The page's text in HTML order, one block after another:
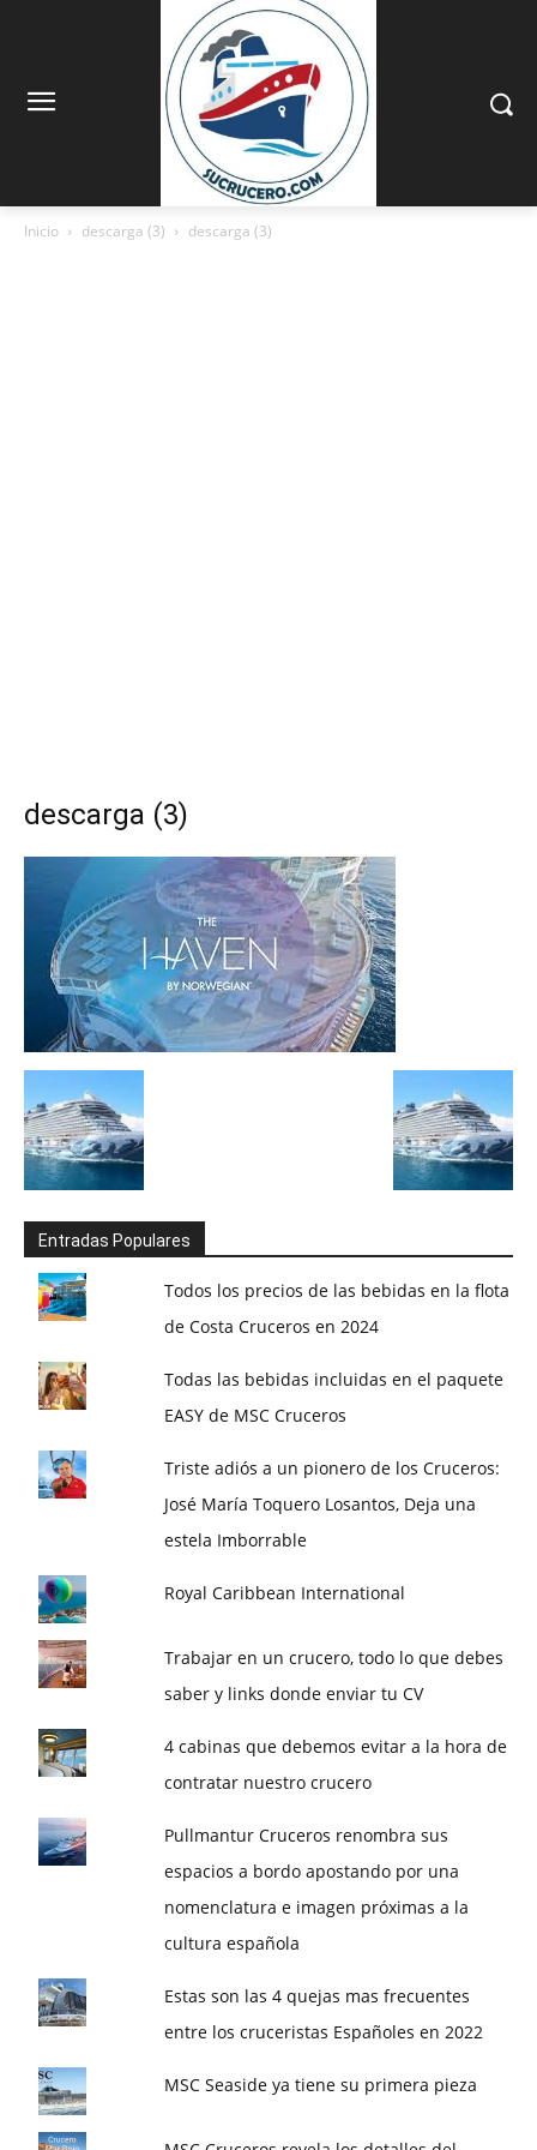
Inicio descarga (3) descarga (3)
descarga (3)
Entradas Populares
Todos los precios de las bebidas en la flota
de Costa Cruceros en 2024
Todas las bebidas incluidas en el paquete
EASY de MSC Cruceros
Triste adiós a un pionero de los Cruceros:
José María Toquero Losantos, Deja una
estela Imborrable
Royal Caribbean International
Trabajar en un crucero, todo lo que debes
saber y links donde enviar tu CV
4 cabinas que debemos evitar a la hora de
contratar nuestro crucero
Pullmantur Cruceros renombra sus
espacios a bordo apostando por una
nomenclatura e imagen próximas a la
cultura española
Estas son las 4 quejas mas frecuentes
entre los cruceristas Españoles en 2022
MSC Seaside ya tiene su primera pieza